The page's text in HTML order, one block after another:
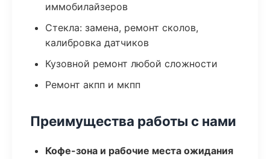
иммобилайзеров
Стекла: замена, ремонт сколов,
калибровка датчиков
Кузовной ремонт любой сложности
Ремонт акпп и мкпп
Преимущества работы с нами
Кофе-зона и рабочие места ожидания